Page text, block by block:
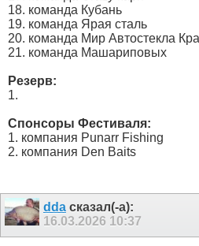
18. команда Кубань
19. команда Ярая сталь
20. команда Мир Автостекла
21. команда Машариповых
Резерв:
1.
Спонсоры Фестиваля:
1. компания Punarr Fishing
2. компания Den Baits
dda сказал(-а):
16.03.2026 10:37